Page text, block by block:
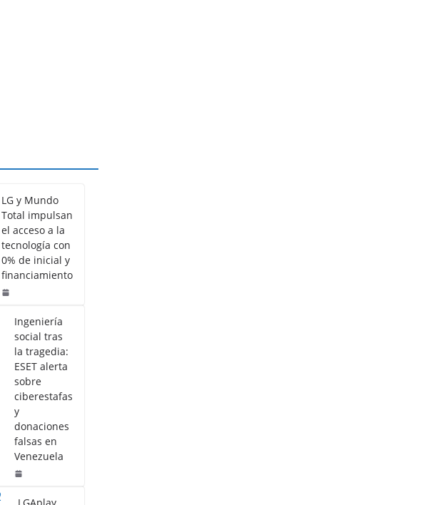
LG y Mundo
Total impulsan
el acceso a la
tecnología con
0% de inicial y
financiamiento
Ingeniería
social tras
la tragedia:
ESET alerta
sobre
ciberestafas
y
donaciones
falsas en
Venezuela